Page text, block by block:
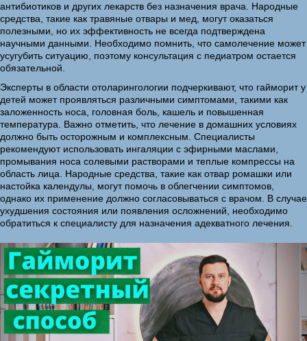
антибиотиков и других лекарств без назначения врача. Народные
средства, такие как травяные отвары и мед, могут оказаться
полезными, но их эффективность не всегда подтверждена
научными данными. Необходимо помнить, что самолечение может
усугубить ситуацию, поэтому консультация с педиатром остается
обязательной.
Эксперты в области отоларингологии подчеркивают, что гайморит у
детей может проявляться различными симптомами, такими как
заложенность носа, головная боль, кашель и повышенная
температура. Важно отметить, что лечение в домашних условиях
должно быть осторожным и комплексным. Специалисты
рекомендуют использовать ингаляции с эфирными маслами,
промывания носа солевыми растворами и теплые компрессы на
область лица. Народные средства, такие как отвар ромашки или
настойка календулы, могут помочь в облегчении симптомов,
однако их применение должно согласовываться с врачом. В случае
ухудшения состояния или появления осложнений, необходимо
обратиться к специалисту для назначения адекватного лечения.